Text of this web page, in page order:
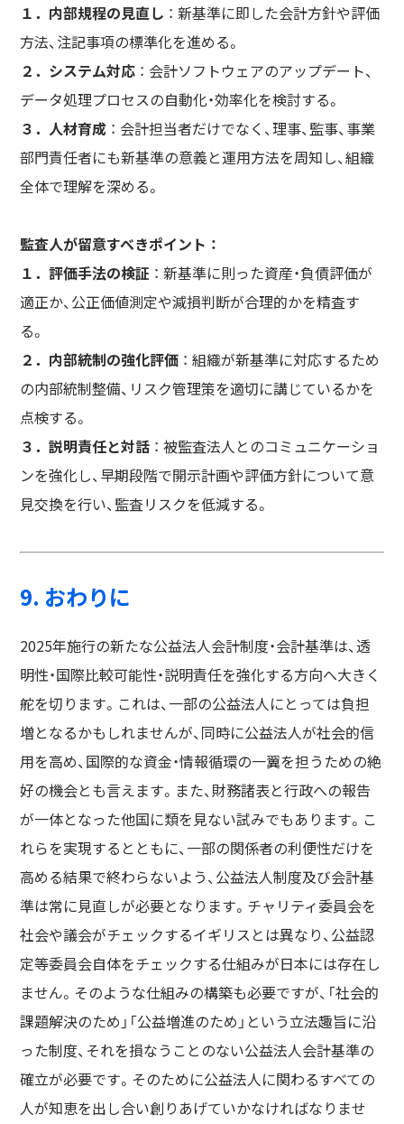
１．内部規程の見直し ： 新基準に即した会計方針や評価
方法、注記事項の標準化を進める。
２．システム対応 ： 会計ソフトウェアのアップデート、
データ処理プロセスの自動化・効率化を検討する。
３．人材育成 ： 会計担当者だけでなく、理事、監事、事業
部門責任者にも新基準の意義と運用方法を周知し、組織
全体で理解を深める。
監査人が留意すべきポイント ：
１．評価手法の検証 ： 新基準に則った資産・負債評価が
適正か、公正価値測定や減損判断が合理的かを精査す
る。
２．内部統制の強化評価 ： 組織が新基準に対応するため
の内部統制整備、リスク管理策を適切に講じているかを
点検する。
３．説明責任と対話 ： 被監査法人とのコミュニケーショ
ンを強化し、早期段階で開示計画や評価方針について意
見交換を行い、監査リスクを低減する。
9. おわりに
2025年施行の新たな公益法人会計制度・会計基準は、透
明性・国際比較可能性・説明責任を強化する方向へ大きく
舵を切ります。これは、一部の公益法人にとっては負担
増となるかもしれませんが、同時に公益法人が社会的信
用を高め、国際的な資金・情報循環の一翼を担うための絶
好の機会とも言えます。また、財務諸表と行政への報告
が一体となった他国に類を見ない試みでもあります。こ
れらを実現するとともに、一部の関係者の利便性だけを
高める結果で終わらないよう、公益法人制度及び会計基
準は常に見直しが必要となります。チャリティ委員会を
社会や議会がチェックするイギリスとは異なり、公益認
定等委員会自体をチェックする仕組みが日本には存在し
ません。そのような仕組みの構築も必要ですが、「社会的
課題解決のため」「公益増進のため」という立法趣旨に沿
った制度、それを損なうことのない公益法人会計基準の
確立が必要です。そのために公益法人に関わるすべての
人が知恵を出し合い創りあげていかなければなりませ